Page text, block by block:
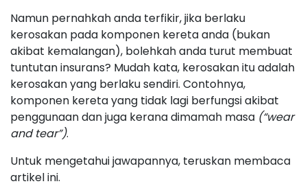
Namun pernahkah anda terfikir, jika berlaku
kerosakan pada komponen kereta anda (bukan
akibat kemalangan), bolehkah anda turut membuat
tuntutan insurans? Mudah kata, kerosakan itu adalah
kerosakan yang berlaku sendiri. Contohnya,
komponen kereta yang tidak lagi berfungsi akibat
penggunaan dan juga kerana dimamah masa (“wear
and tear”).
Untuk mengetahui jawapannya, teruskan membaca
artikel ini.